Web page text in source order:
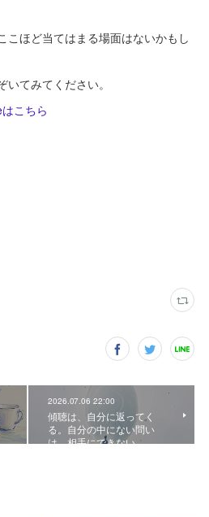
こほど当てはまる場面はないかもし
てみてください。
こちら
2026.07.06 22:00
傾聴は、自分に返ってく
る。自分の中にない問い
は、相手にできない